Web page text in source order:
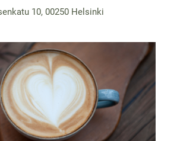
10, 00250 Helsinki